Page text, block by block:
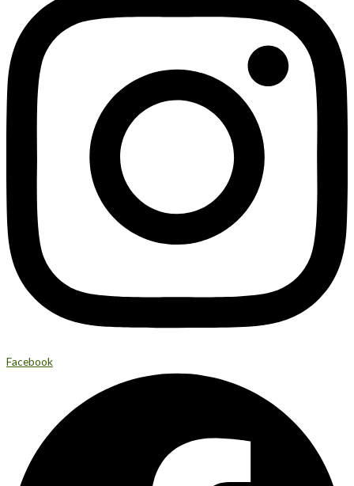
Facebook